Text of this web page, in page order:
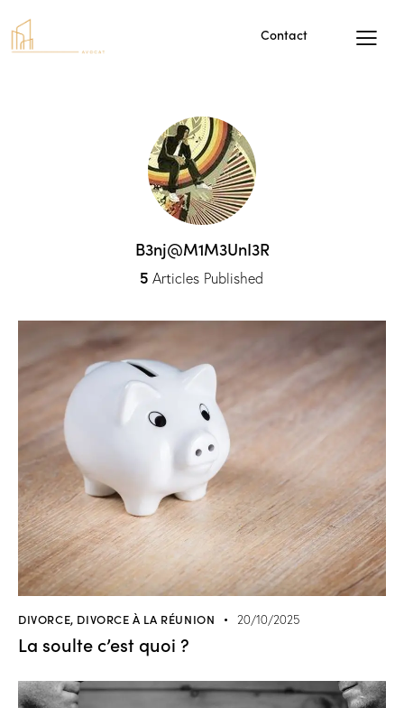
Contact
B3nj@M1M3UnI3R
5 Articles Published
DIVORCE, DIVORCE À LA RÉUNION 20/10/2025
La soulte c’est quoi ?